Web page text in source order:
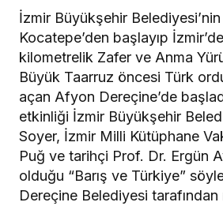
İzmir Büyükşehir
Kocatepe’den başlayıp
kilometrelik Zafer ve Anma
Büyük Taarruz öncesi Türk
açan Afyon Dereçine’de
etkinliği İzmir Büyükşehir
Soyer, İzmir Milli Kütüphane
Puğ ve tarihçi Prof. Dr. Ergün
olduğu “Barış ve Türkiye”
Dereçine Belediyesi tarafından